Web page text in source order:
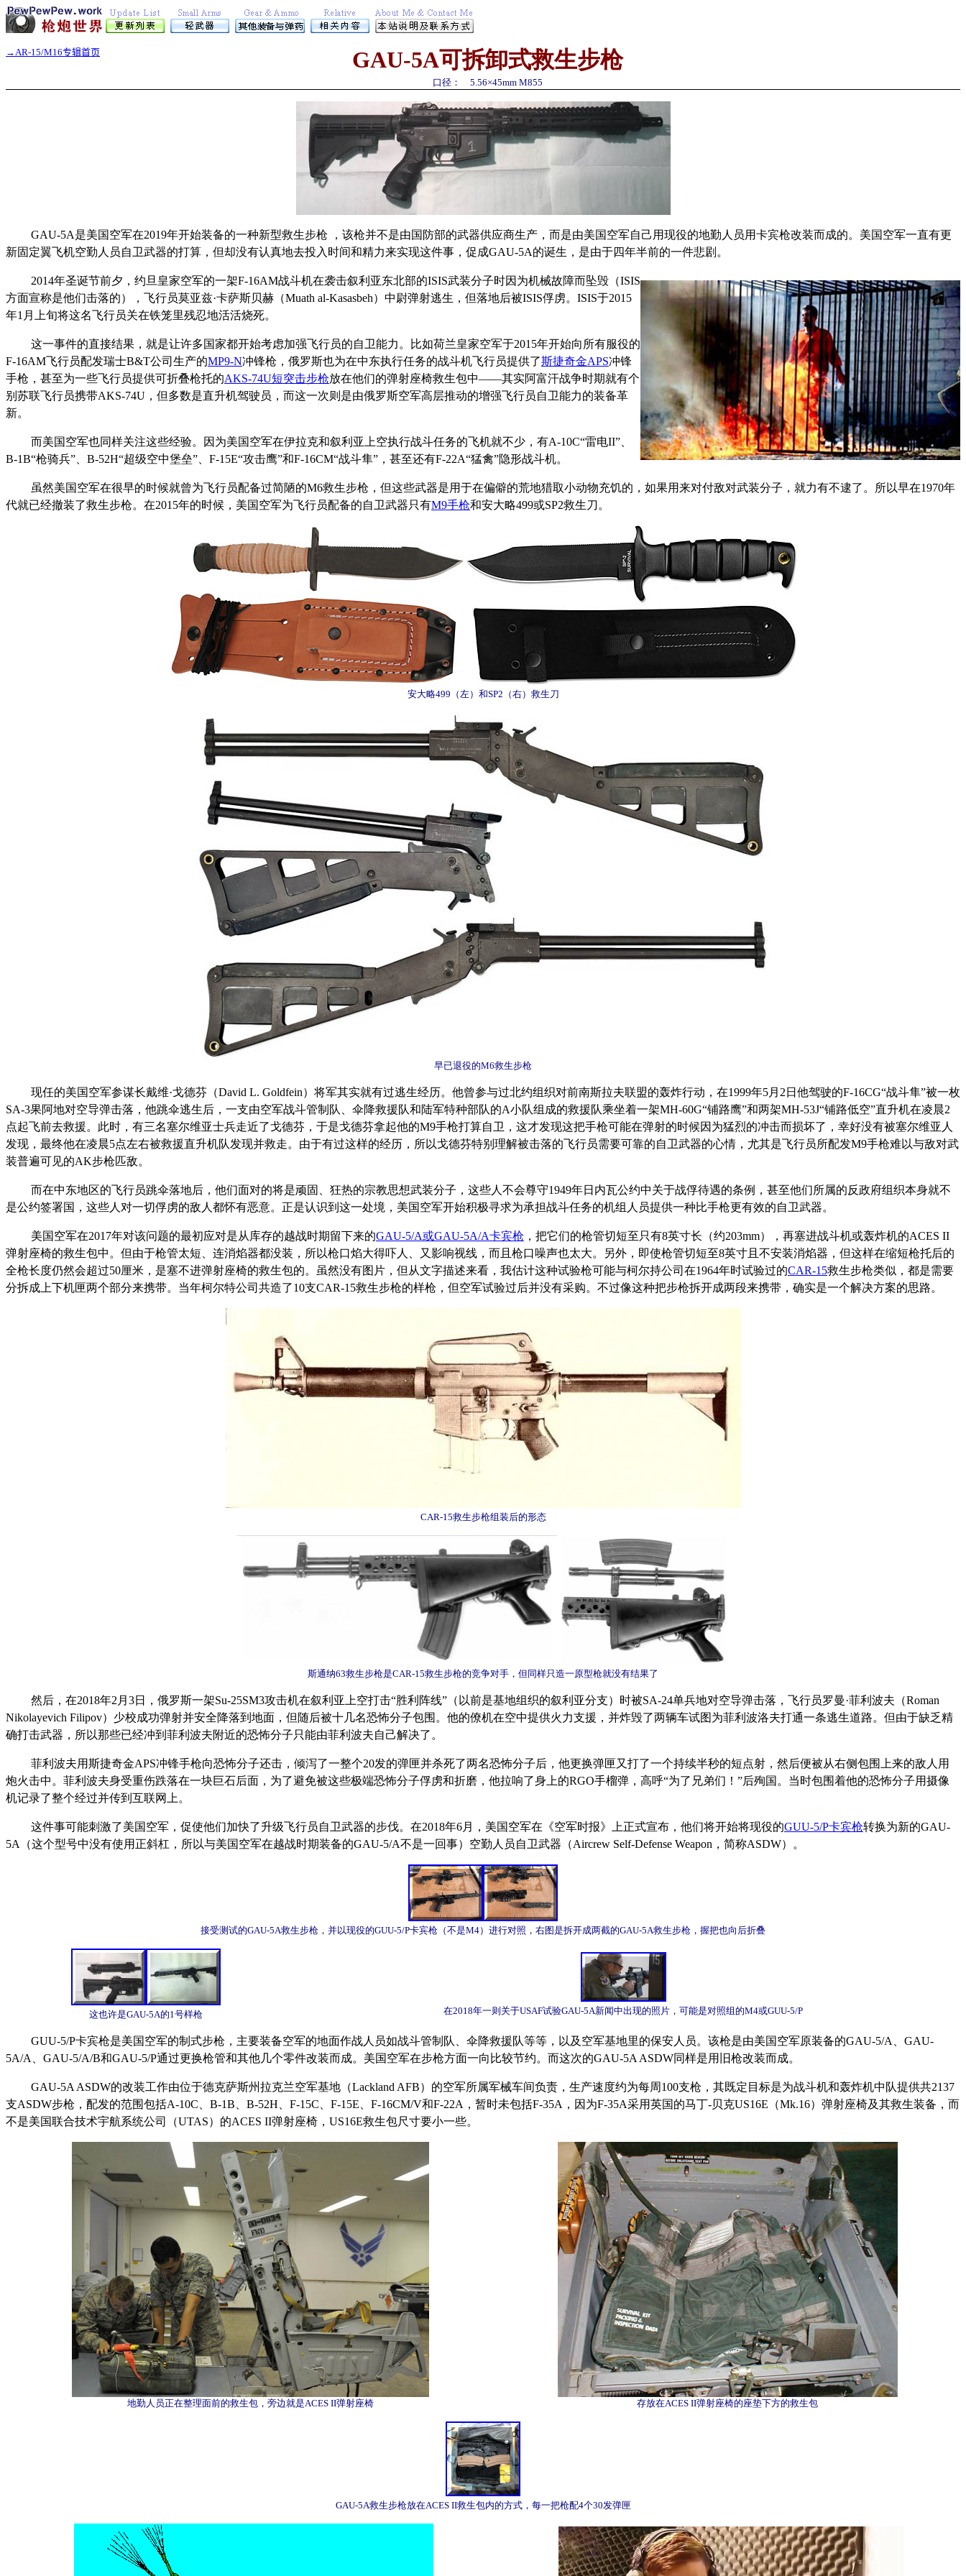
→AR-15/M16专辑首页 GAU-5A可拆卸式救生步枪
口径： 5.56×45mm M855
GAU-5A是美国空军在2019年开始装备的一种新型救生步枪 ，该枪并不是由国防部的武器供应商生产，而是由美国空军自己用现役的地勤人员用卡宾枪改装而成的。美国空军一直有更
新固定翼飞机空勤人员自卫武器的打算，但却没有认真地去投入时间和精力来实现这件事，促成GAU-5A的诞生，是由于四年半前的一件悲剧。
2014年圣诞节前夕，约旦皇家空军的一架F-16AM战斗机在袭击叙利亚东北部的ISIS武装分子时因为机械故障而坠毁（ISIS
方面宣称是他们击落的），飞行员莫亚兹·卡萨斯贝赫（Muath al-Kasasbeh）中尉弹射逃生，但落地后被ISIS俘虏。ISIS于2015
年1月上旬将这名飞行员关在铁笼里残忍地活活烧死。
这一事件的直接结果，就是让许多国家都开始考虑加强飞行员的自卫能力。比如荷兰皇家空军于2015年开始向所有服役的
F-16AM飞行员配发瑞士B&T公司生产的MP9-N冲锋枪，俄罗斯也为在中东执行任务的战斗机飞行员提供了斯捷奇金APS冲锋
手枪，甚至为一些飞行员提供可折叠枪托的AKS-74U短突击步枪放在他们的弹射座椅救生包中——其实阿富汗战争时期就有个
别苏联飞行员携带AKS-74U，但多数是直升机驾驶员，而这一次则是由俄罗斯空军高层推动的增强飞行员自卫能力的装备革
新。
而美国空军也同样关注这些经验。因为美国空军在伊拉克和叙利亚上空执行战斗任务的飞机就不少，有A-10C“雷电II”、
B-1B“枪骑兵”、B-52H“超级空中堡垒”、F-15E“攻击鹰”和F-16CM“战斗隼”，甚至还有F-22A“猛禽”隐形战斗机。
虽然美国空军在很早的时候就曾为飞行员配备过简陋的M6救生步枪，但这些武器是用于在偏僻的荒地猎取小动物充饥的，如果用来对付敌对武装分子，就力有不逮了。所以早在1970年
代就已经撤装了救生步枪。在2015年的时候，美国空军为飞行员配备的自卫武器只有M9手枪和安大略499或SP2救生刀。
安大略499（左）和SP2（右）救生刀
早已退役的M6救生步枪
现任的美国空军参谋长戴维·戈德芬（David L. Goldfein）将军其实就有过逃生经历。他曾参与过北约组织对前南斯拉夫联盟的轰炸行动，在1999年5月2日他驾驶的F-16CG“战斗隼”被一枚
SA-3果阿地对空导弹击落，他跳伞逃生后，一支由空军战斗管制队、伞降救援队和陆军特种部队的A小队组成的救援队乘坐着一架MH-60G“铺路鹰”和两架MH-53J“铺路低空”直升机在凌晨2
点起飞前去救援。此时，有三名塞尔维亚士兵走近了戈德芬，于是戈德芬拿起他的M9手枪打算自卫，这才发现这把手枪可能在弹射的时候因为猛烈的冲击而损坏了，幸好没有被塞尔维亚人
发现，最终他在凌晨5点左右被救援直升机队发现并救走。由于有过这样的经历，所以戈德芬特别理解被击落的飞行员需要可靠的自卫武器的心情，尤其是飞行员所配发M9手枪难以与敌对武
装普遍可见的AK步枪匹敌。
而在中东地区的飞行员跳伞落地后，他们面对的将是顽固、狂热的宗教思想武装分子，这些人不会尊守1949年日内瓦公约中关于战俘待遇的条例，甚至他们所属的反政府组织本身就不
是公约签署国，这些人对一切俘虏的敌人都怀有恶意。正是认识到这一处境，美国空军开始积极寻求为承担战斗任务的机组人员提供一种比手枪更有效的自卫武器。
美国空军在2017年对该问题的最初应对是从库存的越战时期留下来的GAU-5/A或GAU-5A/A卡宾枪 ，把它们的枪管切短至只有8英寸长（约203mm），再塞进战斗机或轰炸机的ACES II
弹射座椅的救生包中。但由于枪管太短、连消焰器都没装，所以枪口焰大得吓人、又影响视线，而且枪口噪声也太大。另外，即使枪管切短至8英寸且不安装消焰器，但这样在缩短枪托后的
全枪长度仍然会超过50厘米，是塞不进弹射座椅的救生包的。虽然没有图片，但从文字描述来看，我估计这种试验枪可能与柯尔持公司在1964年时试验过的CAR-15救生步枪类似，都是需要
分拆成上下机匣两个部分来携带。当年柯尔特公司共造了10支CAR-15救生步枪的样枪，但空军试验过后并没有采购。不过像这种把步枪拆开成两段来携带，确实是一个解决方案的思路。
CAR-15救生步枪组装后的形态
斯通纳63救生步枪是CAR-15救生步枪的竞争对手，但同样只造一原型枪就没有结果了
然后，在2018年2月3日，俄罗斯一架Su-25SM3攻击机在叙利亚上空打击“胜利阵线”（以前是基地组织的叙利亚分支）时被SA-24单兵地对空导弹击落，飞行员罗曼·菲利波夫（Roman
Nikolayevich Filipov）少校成功弹射并安全降落到地面，但随后被十几名恐怖分子包围。他的僚机在空中提供火力支援，并炸毁了两辆车试图为菲利波洛夫打通一条逃生道路。但由于缺乏精
确打击武器，所以那些已经冲到菲利波夫附近的恐怖分子只能由菲利波夫自己解决了。
菲利波夫用斯捷奇金APS冲锋手枪向恐怖分子还击，倾泻了一整个20发的弹匣并杀死了两名恐怖分子后，他更换弹匣又打了一个持续半秒的短点射，然后便被从右侧包围上来的敌人用
炮火击中。菲利波夫身受重伤跌落在一块巨石后面，为了避免被这些极端恐怖分子俘虏和折磨，他拉响了身上的RGO手榴弹，高呼“为了兄弟们！”后殉国。当时包围着他的恐怖分子用摄像
机记录了整个经过并传到互联网上。
这件事可能刺激了美国空军，促使他们加快了升级飞行员自卫武器的步伐。在2018年6月，美国空军在《空军时报》上正式宣布，他们将开始将现役的GUU-5/P卡宾枪转换为新的GAU-
5A（这个型号中没有使用正斜杠，所以与美国空军在越战时期装备的GAU-5/A不是一回事）空勤人员自卫武器（Aircrew Self-Defense Weapon，简称ASDW）。
接受测试的GAU-5A救生步枪，并以现役的GUU-5/P卡宾枪（不是M4）进行对照，右图是拆开成两截的GAU-5A救生步枪，握把也向后折叠
这也许是GAU-5A的1号样枪 在2018年一则关于USAF试验GAU-5A新闻中出现的照片，可能是对照组的M4或GUU-5/P
GUU-5/P卡宾枪是美国空军的制式步枪，主要装备空军的地面作战人员如战斗管制队、伞降救援队等等，以及空军基地里的保安人员。该枪是由美国空军原装备的GAU-5/A、GAU-
5A/A、GAU-5/A/B和GAU-5/P通过更换枪管和其他几个零件改装而成。美国空军在步枪方面一向比较节约。而这次的GAU-5A ASDW同样是用旧枪改装而成。
GAU-5A ASDW的改装工作由位于德克萨斯州拉克兰空军基地（Lackland AFB）的空军所属军械车间负责，生产速度约为每周100支枪，其既定目标是为战斗机和轰炸机中队提供共2137
支ASDW步枪，配发的范围包括A-10C、B-1B、B-52H、F-15C、F-15E、F-16CM/V和F-22A，暂时未包括F-35A，因为F-35A采用英国的马丁-贝克US16E（Mk.16）弹射座椅及其救生装备，而
不是美国联合技术宇航系统公司（UTAS）的ACES II弹射座椅，US16E救生包尺寸要小一些。
地勤人员正在整理面前的救生包，旁边就是ACES II弹射座椅 存放在ACES II弹射座椅的座垫下方的救生包
GAU-5A救生步枪放在ACES II救生包内的方式，每一把枪配4个30发弹匣